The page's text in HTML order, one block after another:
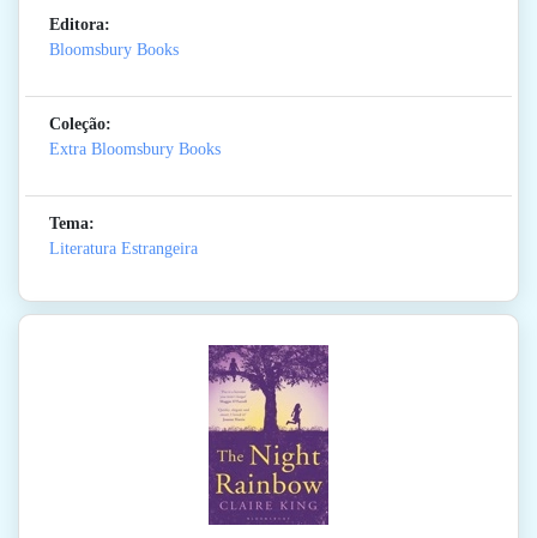
Editora:
Bloomsbury Books
Coleção:
Extra Bloomsbury Books
Tema:
Literatura Estrangeira